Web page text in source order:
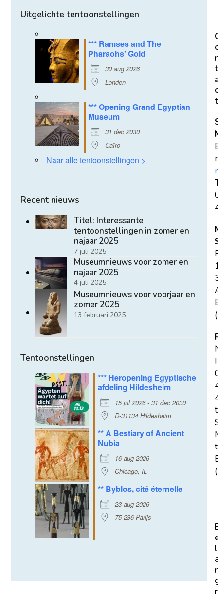
Uitgelichte tentoonstellingen
*** Ramses and The
Pharaohs' Gold
30 aug 2026
Londen
*** Opening Grand Egyptian
Museum
31 dec 2030
Caïro
Naar alle tentoonstellingen >
Recent nieuws
Titel: Interessante
tentoonstellingen in zomer en
najaar 2025
7 juli 2025
Museumnieuws voor zomer en
najaar 2025
4 juli 2025
Museumnieuws voor voorjaar en
zomer 2025
13 februari 2025
Tentoonstellingen
*** Heropening Egyptische
afdeling Hildesheim
15 jul 2026 - 31 dec 2030
D-31134 Hildesheim
** A Bestiary of Ancient
Nubia
16 aug 2026
Chicago, IL
** Byblos, cité éternelle
23 aug 2026
75 236 Parijs
t
t
l
r